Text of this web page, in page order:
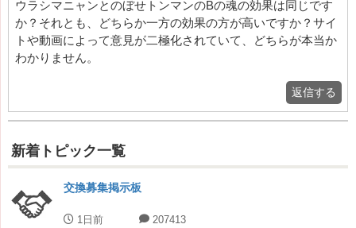
ウラシマニャンとのぼせトンマンのBの魂の効果は同じです
か？それとも、どちらか一方の効果の方が高いですか？サイ
トや動画によって意見が二極化されていて、どちらが本当か
わかりません。
返信する
新着トピック一覧
交換募集掲示板
1日前 207413